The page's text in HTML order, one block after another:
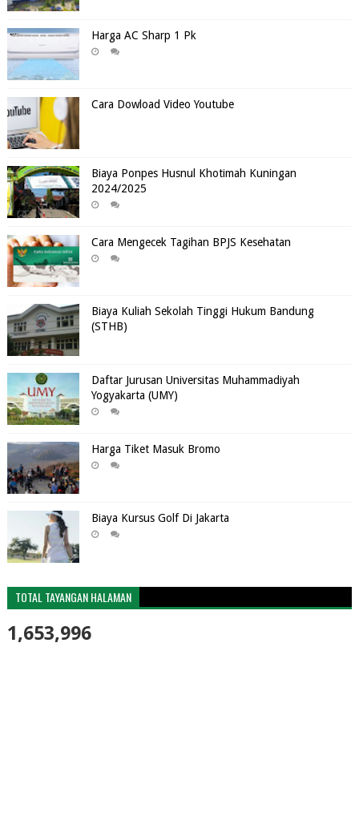
Harga AC Sharp 1 Pk
Cara Dowload Video Youtube
Biaya Ponpes Husnul Khotimah Kuningan
2024/2025
Cara Mengecek Tagihan BPJS Kesehatan
Biaya Kuliah Sekolah Tinggi Hukum Bandung
(STHB)
Daftar Jurusan Universitas Muhammadiyah
Yogyakarta (UMY)
Harga Tiket Masuk Bromo
Biaya Kursus Golf Di Jakarta
TOTAL TAYANGAN HALAMAN
1,653,996